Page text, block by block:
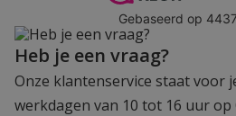
Heb je een vraag?
Onze klantenservice staat voor
werkdagen van 10 tot 16 uur